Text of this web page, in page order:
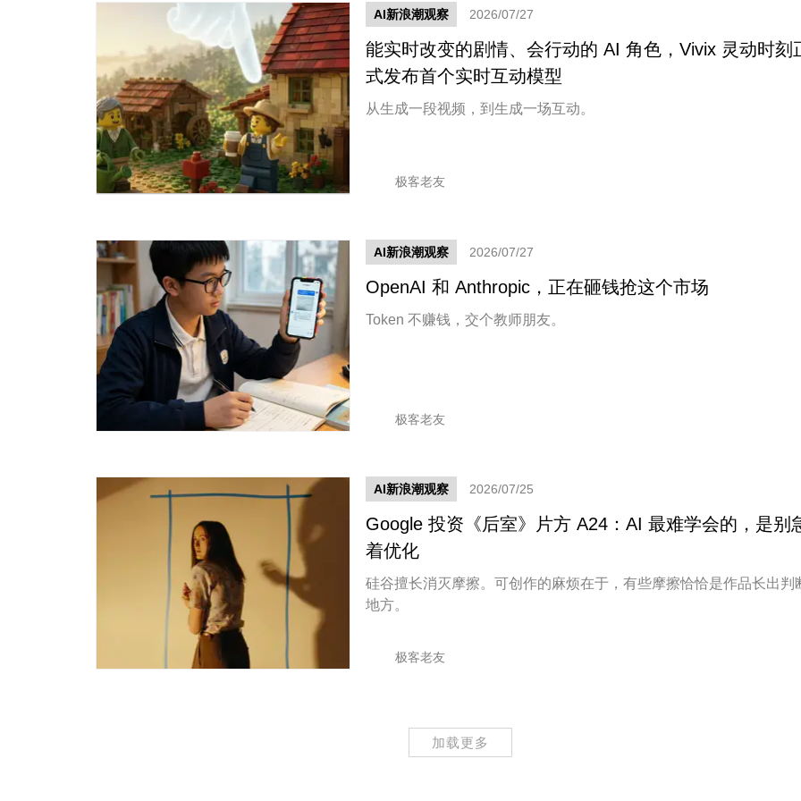
AI新浪潮观察 2026/07/27
能实时改变的剧情、会行动的 AI 角色，Vivix 灵动时刻
式发布首个实时互动模型
从生成一段视频，到生成一场互动。
极客老友
AI新浪潮观察 2026/07/27
OpenAI 和 Anthropic，正在砸钱抢这个市场
Token 不赚钱，交个教师朋友。
极客老友
AI新浪潮观察 2026/07/25
Google 投资《后室》片方 A24：AI 最难学会的，是别
着优化
硅谷擅长消灭摩擦。可创作的麻烦在于，有些摩擦恰恰是作品长出判
地方。
极客老友
加载更多